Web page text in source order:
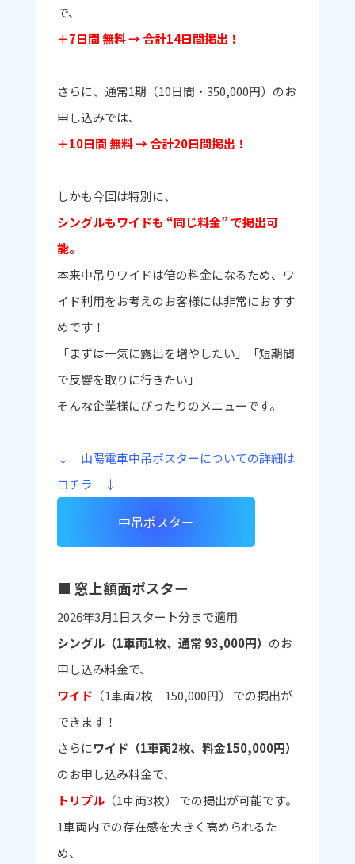
で、
＋7日間 無料→ 合計14日間掲出！
さらに、通常1期（10日間・350,000円）のお
申し込みでは、
＋10日間 無料→ 合計20日間掲出！
しかも今回は特別に、
シングルもワイドも “同じ料金” で掲出可
能。
本来中吊りワイドは倍の料金になるため、ワ
イド利用をお考えのお客様には非常におすす
めです！
「まずは一気に露出を増やしたい」「短期間
で反響を取りに行きたい」
そんな企業様にぴったりのメニューです。
↓ 山陽電車中吊ポスターについての詳細は
コチラ ↓
中吊ポスター
■ 窓上額面ポスター
2026年3月1日スタート分まで適用
シングル（1車両1枚、通常 93,000円） のお
申し込み料金で、
ワイド （1車両2枚 150,000円） での掲出が
できます！
さらにワイド（1車両2枚、料金150,000円）
のお申し込み料金で、
トリプル（1車両3枚） での掲出が可能です。
1車両内での存在感を大きく高められるた
め、